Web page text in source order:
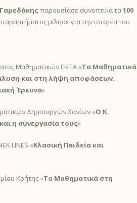
παρουσίασε συνοπτικά τα100
μίλησε για την ιστορία του
Μαθηματικών ΕΚΠΑ «Τα Μαθηματικά
και στη λήψη αποφάσεων.
Έρευνα»
Δημιουργών Χανίων «Ο Κ.
η συνεργασία τους»
LINES «Κλασική Παιδεία και
Κρήτης «Τα Μαθηματικά στη